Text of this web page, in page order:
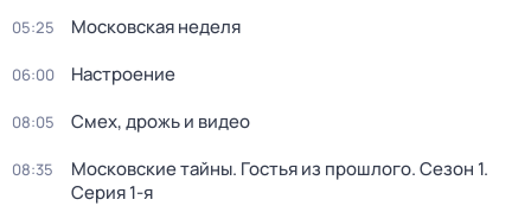
05:25 Московская неделя
06:00 Настроение
08:05 Смех, дрожь и видео
08:35 Московские тайны. Гостья из прошлого. Сезон 1.
Серия 1-я